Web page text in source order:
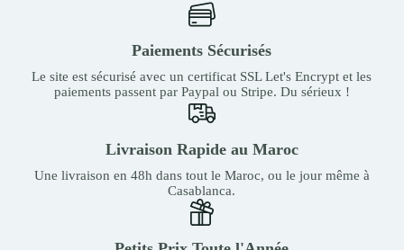
Paiements Sécurisés
Le site est sécurisé avec un certificat SSL Let's Encrypt et les
paiements passent par Paypal ou Stripe. Du sérieux !
Livraison Rapide au Maroc
Une livraison en 48h dans tout le Maroc, ou le jour même à
Casablanca.